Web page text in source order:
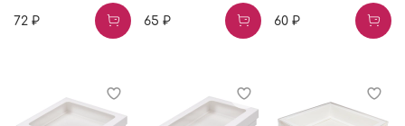
72 ₽ 65 ₽ 60 ₽